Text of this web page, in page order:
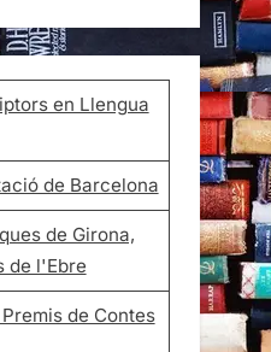
en Llengua
de Barcelona
de Girona,
de l'Ebre
de Contes